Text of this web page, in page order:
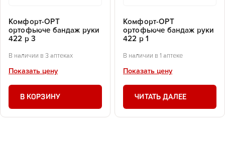
Комфорт-ОРТ
ортофьюче бандаж руки
422 р 3
В наличии в 3 аптеках
Показать цену
В КОРЗИНУ
Комфорт-ОРТ
ортофьюче бандаж руки
422 р 1
В наличии в 1 аптеке
Показать цену
ЧИТАТЬ ДАЛЕЕ